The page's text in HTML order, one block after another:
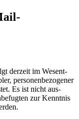
derzeit im Wesent­
personen­bezogener
Es ist nicht aus­
zur Kenntnis